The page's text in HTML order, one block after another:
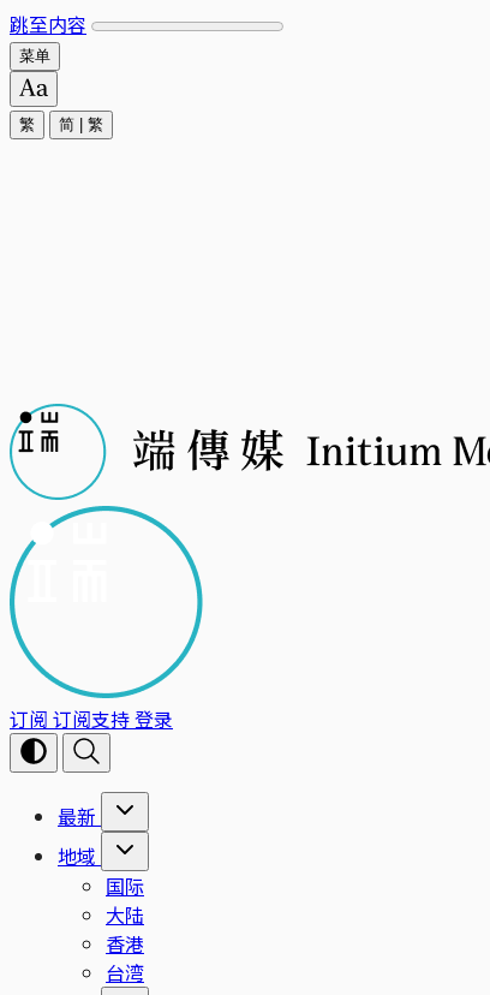
跳至内容
菜单
繁 简 繁
订阅 订阅支持登录
最新
地域
国际
大陆
香港
台湾